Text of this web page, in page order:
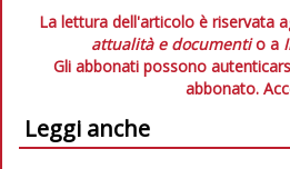
La lettura dell'articolo è riservata
attualità e documentio a
Gli abbonati possono
abbonato.
Leggi anche